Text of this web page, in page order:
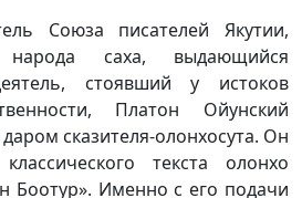
Союза писателей Якутии,
саха, выдающийся
стоявший у истоков
Платон Ойунский
сказителя-олонхосута. Он
текста олонхо
Боотур». Именно с его подачи